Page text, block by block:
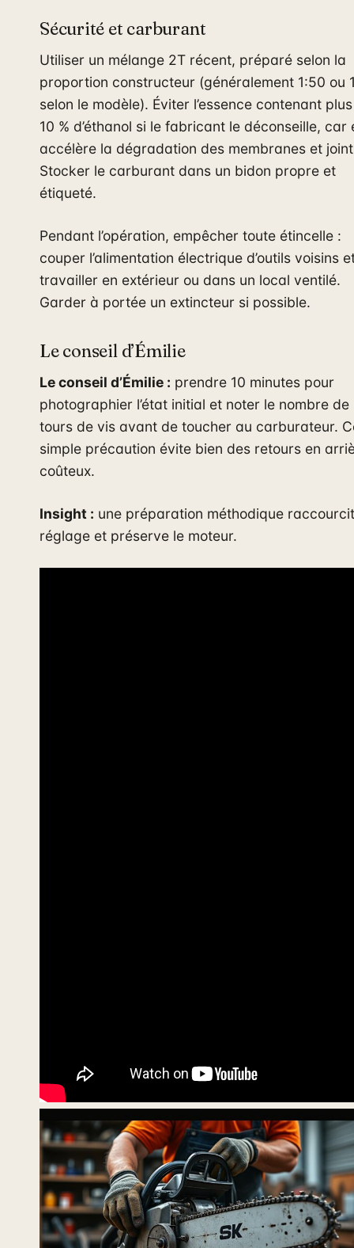
Sécurité et carburant
Utiliser un mélange 2T récent, préparé selon la
proportion constructeur (généralement 1:50 ou
selon le modèle). Éviter l’essence contenant
10 % d’éthanol si le fabricant le déconseille, car
accélère la dégradation des membranes et
Stocker le carburant dans un bidon propre et
étiqueté.
Pendant l’opération, empêcher toute étincelle :
couper l’alimentation électrique d’outils voisins
travailler en extérieur ou dans un local ventilé.
Garder à portée un extincteur si possible.
Le conseil d’Émilie
Le conseil d’Émilie : prendre 10 minutes pour
photographier l’état initial et noter le nombre de
tours de vis avant de toucher au carburateur.
simple précaution évite bien des retours en
coûteux.
Insight : une préparation méthodique
réglage et préserve le moteur.